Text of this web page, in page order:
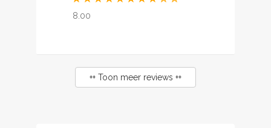
8.00
++ Toon meer reviews ++